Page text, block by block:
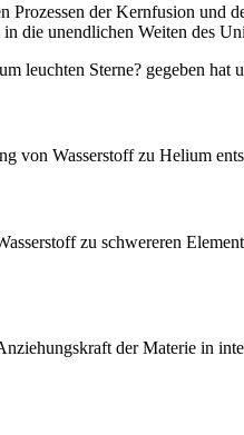
der Kernfusion
unendlichen Weiten des
leuchten Sterne? gegeben
von Wasserstoff zu Helium
zu schwereren
der Materie in